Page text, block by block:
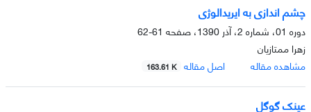
چشم اندازى به ایریدالوژى
دوره 01، شماره 2، آذر 1390، صفحه
61-62
زهرا ممتازیان
مشاهده مقاله
اصل مقاله 163.61 K
عینک گوگل